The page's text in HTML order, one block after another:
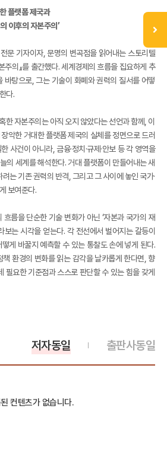
플랫폼 제국과
이후의 자본주의’
문 기자이자, 문명의 변곡점을 읽어내는 스토리텔
주의』를 출간했다. 세계경제의 흐름을 집요하게 추
바탕으로, 그는 기술이 화폐와 권력의 질서를 어떻
다.
한 자본주의는 아직 오지 않았다는 선언과 함께, 이
악한 거대한 플랫폼 제국의 실체를 정면으로 드러
사건이 아니라, 금융·정치·규제·안보 등 각 영역을
의 세계를 해석한다. 거대 플랫폼이 만들어내는 새
는 기존 권력의 반격, 그리고 그 사이에 놓인 국가·
보여준다.
름을 단순한 기술 변화가 아닌 ‘자본과 국가의 재
보는 시각을 얻는다. 각 전선에서 벌어지는 갈등이
게 바꿀지 예측할 수 있는 통찰도 손에 넣게 된다.
책 환경의 변화를 읽는 감각을 날카롭게 한다면, 향
필요한 기준점과 스스로 판단할 수 있는 힘을 갖게
출판사동일
저자동일
컨텐츠가 없습니다.